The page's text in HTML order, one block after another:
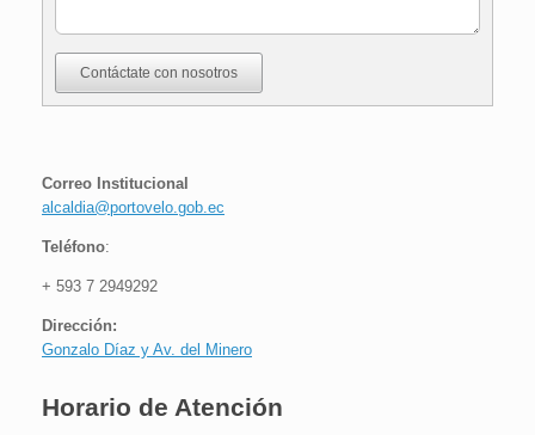
Contáctate con nosotros
Correo Institucional
alcaldia@portovelo.gob.ec
Teléfono:
+ 593 7 2949292
Dirección:
Gonzalo Díaz y Av. del Minero
Horario de Atención